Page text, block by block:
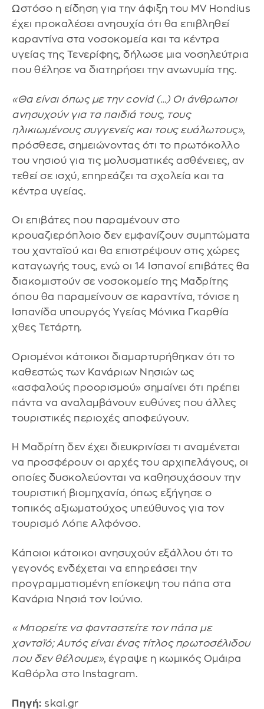
Ωστόσο η είδηση για την άφιξη του MV Hondius
έχει προκαλέσει ανησυχία ότι θα επιβληθεί
καραντίνα στα νοσοκομεία και τα κέντρα
υγείας της Τενερίφης, δήλωσε μια νοσηλεύτρια
που θέλησε να διατηρήσει την ανωνυμία της.
«Θα είναι όπως με την covid (…) Οι άνθρωποι
ανησυχούν για τα παιδιά τους, τους
ηλικιωμένους συγγενείς και τους ευάλωτους»,
πρόσθεσε, σημειώνοντας ότι το πρωτόκολλο
του νησιού για τις μολυσματικές ασθένειες, αν
τεθεί σε ισχύ, επηρεάζει τα σχολεία και τα
κέντρα υγείας.
Οι επιβάτες που παραμένουν στο
κρουαζιερόπλοιο δεν εμφανίζουν συμπτώματα
του χανταϊού και θα επιστρέψουν στις χώρες
καταγωγής τους, ενώ οι 14 Ισπανοί επιβάτες θα
διακομιστούν σε νοσοκομείο της Μαδρίτης
όπου θα παραμείνουν σε καραντίνα, τόνισε η
Ισπανίδα υπουργός Υγείας Μόνικα Γκαρθία
χθες Τετάρτη.
Ορισμένοι κάτοικοι διαμαρτυρήθηκαν ότι το
καθεστώς των Κανάριων Νησιών ως
«ασφαλούς προορισμού» σημαίνει ότι πρέπει
πάντα να αναλαμβάνουν ευθύνες που άλλες
τουριστικές περιοχές αποφεύγουν.
Η Μαδρίτη δεν έχει διευκρινίσει τι αναμένεται
να προσφέρουν οι αρχές του αρχιπελάγους, οι
οποίες δυσκολεύονται να καθησυχάσουν την
τουριστική βιομηχανία, όπως εξήγησε ο
τοπικός αξιωματούχος υπεύθυνος για τον
τουρισμό Λόπε Αλφόνσο.
Κάποιοι κάτοικοι ανησυχούν εξάλλου ότι το
γεγονός ενδέχεται να επηρεάσει την
προγραμματισμένη επίσκεψη του πάπα στα
Κανάρια Νησιά τον Ιούνιο.
«Μπορείτε να φανταστείτε τον πάπα με
χανταϊό; Αυτός είναι ένας τίτλος πρωτοσέλιδου
που δεν θέλουμε», έγραψε η κωμικός Ομάιρα
Καθόρλα στο Instagram.
Πηγή: skai.gr